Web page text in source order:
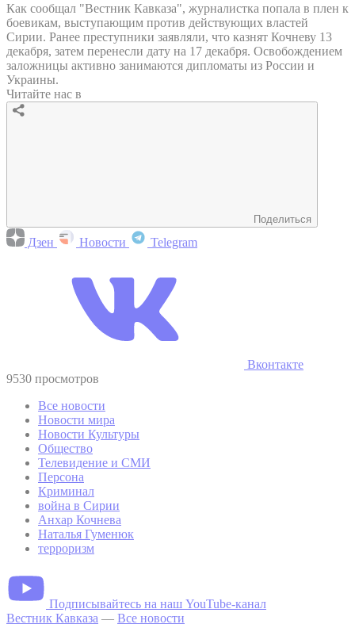
Как сообщал "Вестник Кавказа", журналистка попала в плен к
боевикам, выступающим против действующих властей
Сирии. Ранее преступники заявляли, что казнят Кочневу 13
декабря, затем перенесли дату на 17 декабря. Освобождением
заложницы активно занимаются дипломаты из России и
Украины.
Читайте нас в
Поделиться
Дзен Новости Telegram
Вконтакте
9530 просмотров
Все новости
Новости мира
Новости Культуры
Общество
Телевидение и СМИ
Персона
Криминал
война в Сирии
Анхар Кочнева
Наталья Гуменюк
терроризм
Подписывайтесь на наш YouTube-канал
Вестник Кавказа — Все новости